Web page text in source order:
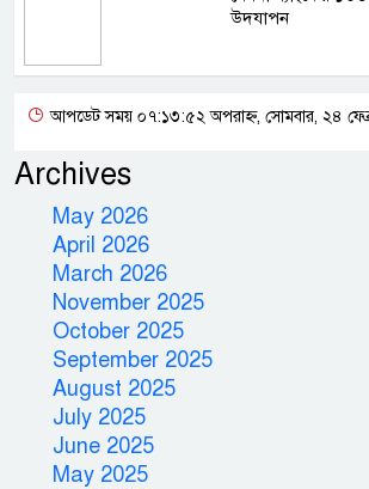
উদযাপন
আপডেট সময় ০৭:১৩:৫২ অপরাহ্ন, সোমবার, ২৪
Archives
May 2026
April 2026
March 2026
November 2025
October 2025
September 2025
August 2025
July 2025
June 2025
May 2025